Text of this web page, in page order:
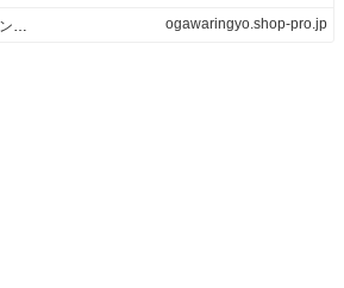
東京都世田谷区のマウンテンバイクショップ 小川輪業商会webshop ogawaringyo.shop-pro.jp